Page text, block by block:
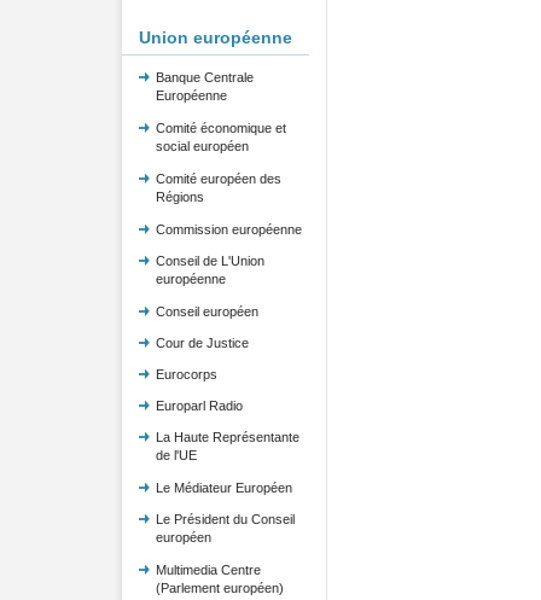
Union européenne
Banque Centrale
Européenne
Comité économique et
social européen
Comité européen des
Régions
Commission européenne
Conseil de L'Union
européenne
Conseil européen
Cour de Justice
Eurocorps
Europarl Radio
La Haute Représentante
de l'UE
Le Médiateur Européen
Le Président du Conseil
européen
Multimedia Centre
(Parlement européen)